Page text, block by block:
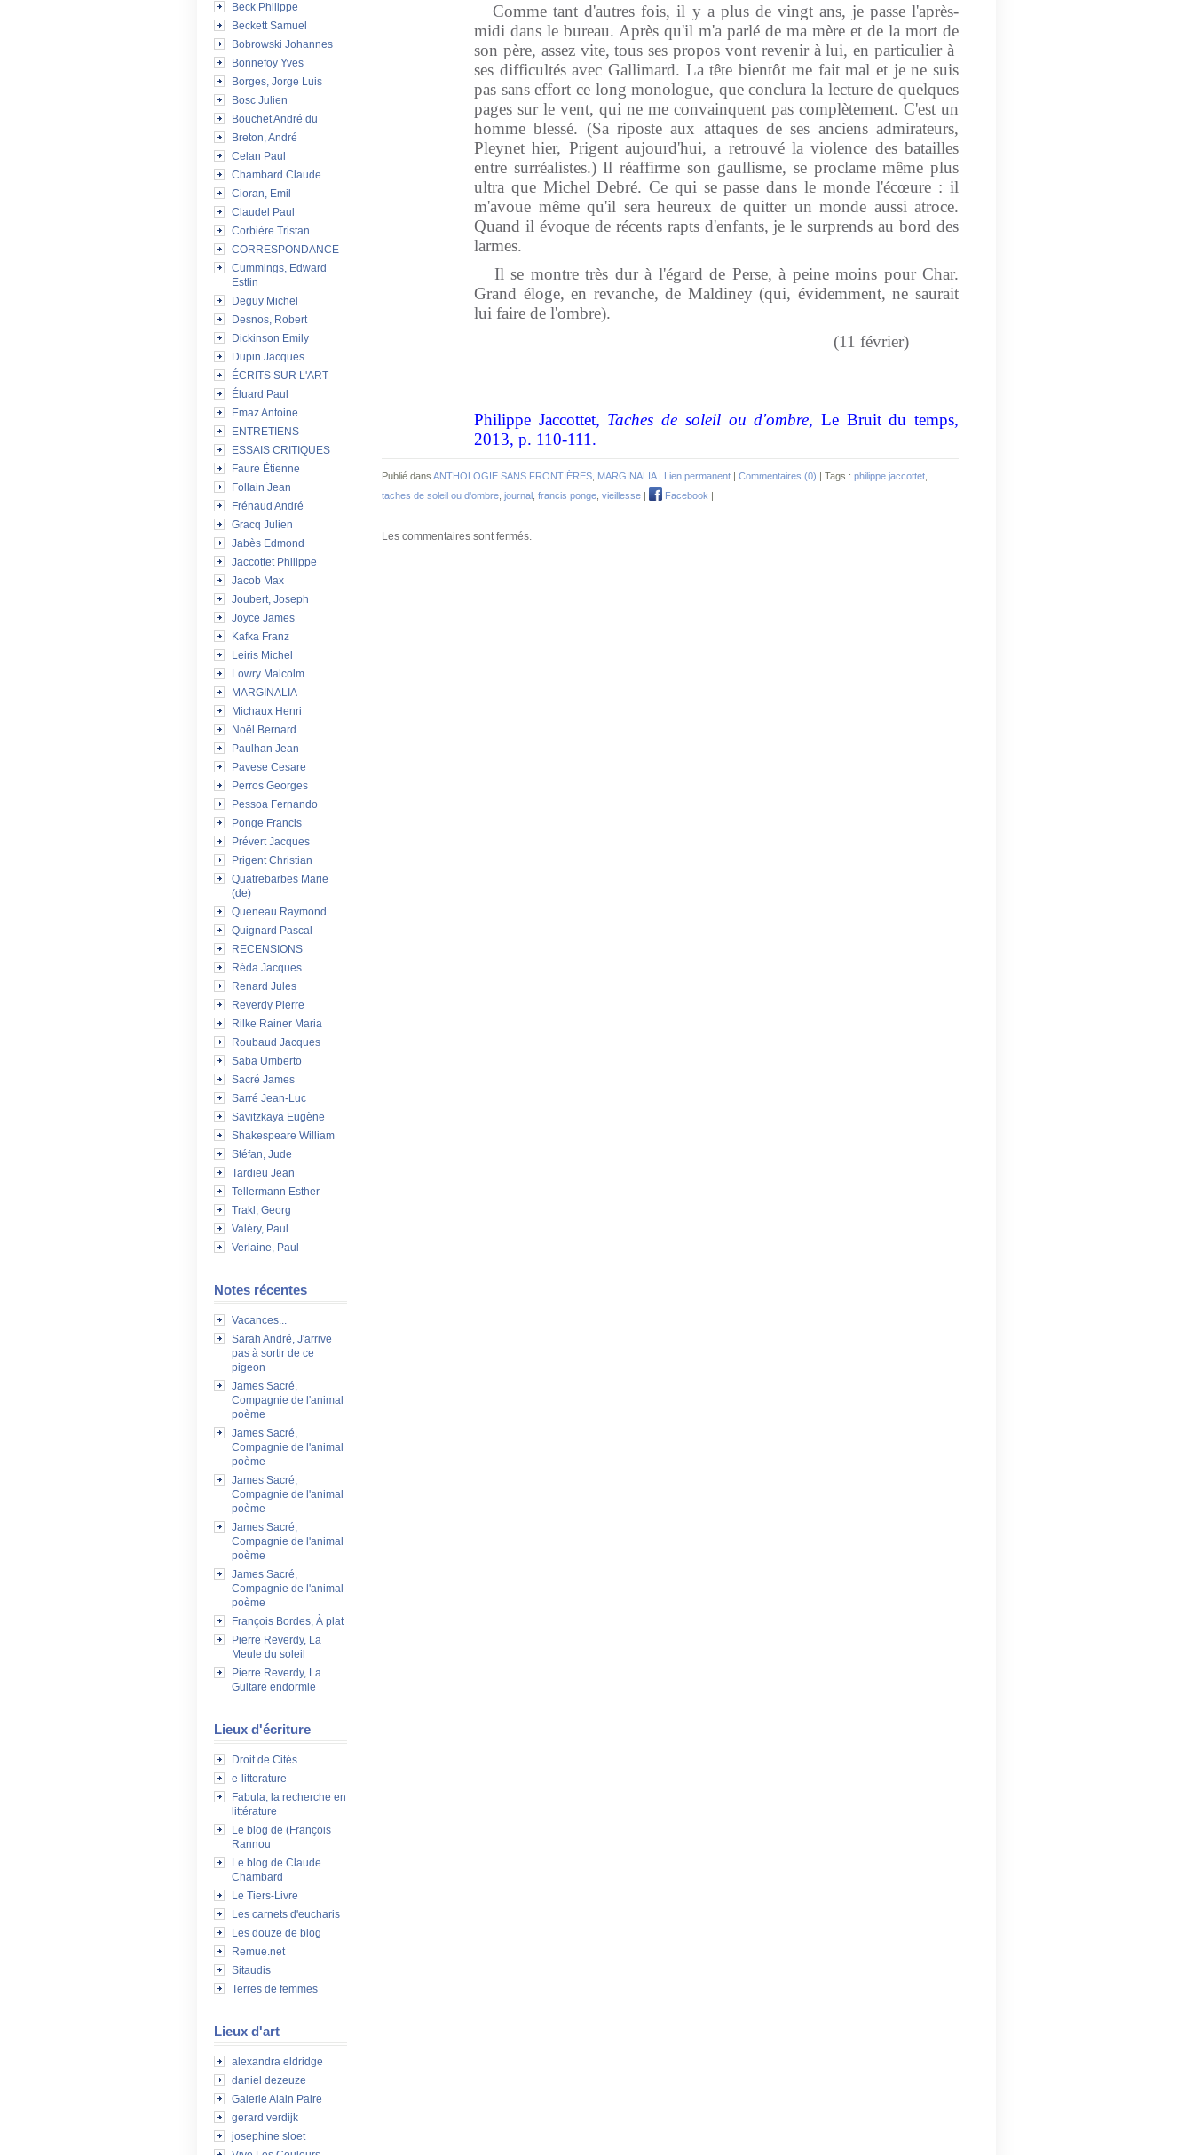
Beck Philippe
Beckett Samuel
Bobrowski Johannes
Bonnefoy Yves
Borges, Jorge Luis
Bosc Julien
Bouchet André du
Breton, André
Celan Paul
Chambard Claude
Cioran, Emil
Claudel Paul
Corbière Tristan
CORRESPONDANCE
Cummings, Edward
Estlin
Deguy Michel
Desnos, Robert
Dickinson Emily
Dupin Jacques
ÉCRITS SUR L'ART
Éluard Paul
Emaz Antoine
ENTRETIENS
ESSAIS CRITIQUES
Faure Étienne
Follain Jean
Frénaud André
Gracq Julien
Jabès Edmond
Jaccottet Philippe
Jacob Max
Joubert, Joseph
Joyce James
Kafka Franz
Leiris Michel
Lowry Malcolm
MARGINALIA
Michaux Henri
Noël Bernard
Paulhan Jean
Pavese Cesare
Perros Georges
Pessoa Fernando
Ponge Francis
Prévert Jacques
Prigent Christian
Quatrebarbes Marie
(de)
Queneau Raymond
Quignard Pascal
RECENSIONS
Réda Jacques
Renard Jules
Reverdy Pierre
Rilke Rainer Maria
Roubaud Jacques
Saba Umberto
Sacré James
Sarré Jean-Luc
Savitzkaya Eugène
Shakespeare William
Stéfan, Jude
Tardieu Jean
Tellermann Esther
Trakl, Georg
Valéry, Paul
Verlaine, Paul
Notes récentes
Vacances...
Sarah André, J'arrive
pas à sortir de ce
pigeon
James Sacré,
Compagnie de l'animal
poème
James Sacré,
Compagnie de l'animal
poème
James Sacré,
Compagnie de l'animal
poème
James Sacré,
Compagnie de l'animal
poème
James Sacré,
Compagnie de l'animal
poème
François Bordes, À plat
Pierre Reverdy, La
Meule du soleil
Pierre Reverdy, La
Guitare endormie
Lieux d'écriture
Droit de Cités
e-litterature
Fabula, la recherche en
littérature
Le blog de (François
Rannou
Le blog de Claude
Chambard
Le Tiers-Livre
Les carnets d'eucharis
Les douze de blog
Remue.net
Sitaudis
Terres de femmes
Lieux d'art
alexandra eldridge
daniel dezeuze
Galerie Alain Paire
gerard verdijk
josephine sloet
Comme tant d'autres fois, il y a plus de vingt ans, je passe l'après-
midi dans le bureau. Après qu'il m'a parlé de ma mère et de la mort de
son père, assez vite, tous ses propos vont revenir à lui, en particulier à
ses difficultés avec Gallimard. La tête bientôt me fait mal et je ne suis
pas sans effort ce long monologue, que conclura la lecture de quelques
pages sur le vent, qui ne me convainquent pas complètement. C'est un
homme blessé. (Sa riposte aux attaques de ses anciens admirateurs,
Pleynet hier, Prigent aujourd'hui, a retrouvé la violence des batailles
entre surréalistes.) Il réaffirme son gaullisme, se proclame même plus
ultra que Michel Debré. Ce qui se passe dans le monde l'écœure : il
m'avoue même qu'il sera heureux de quitter un monde aussi atroce.
Quand il évoque de récents rapts d'enfants, je le surprends au bord des
larmes.
Il se montre très dur à l'égard de Perse, à peine moins pour Char.
Grand éloge, en revanche, de Maldiney (qui, évidemment, ne saurait
lui faire de l'ombre).
(11 février)
Philippe Jaccottet, Taches de soleil ou d'ombre, Le Bruit du temps,
2013, p. 110-111.
Publié dans ANTHOLOGIE SANS FRONTIÈRES MARGINALIA| Lien permanent | Commentaires (0) | Tags : philippe jaccottet
taches de soleil ou d'ombre journal francis ponge vieillesse | Facebook |
Les commentaires sont fermés.